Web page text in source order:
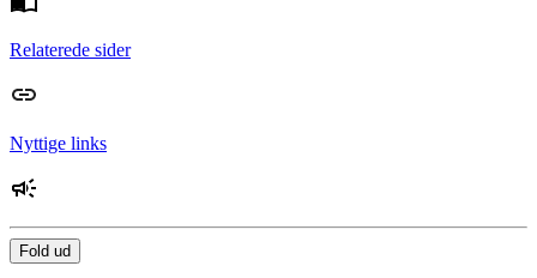
Relaterede sider
Nyttige links
Fold ud